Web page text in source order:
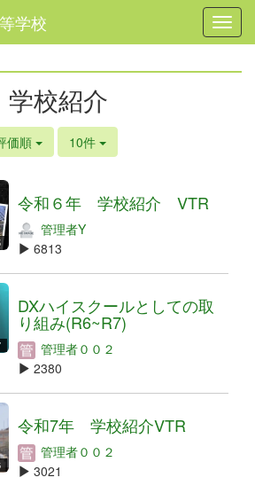
学校
校紹介
価順 10件
令和６年 学校紹介 VTR
管理者Y
6813
DXハイスクールとしての取
り組み(R6~R7)
管理者００２
2380
令和7年 学校紹介VTR
管理者００２
3021